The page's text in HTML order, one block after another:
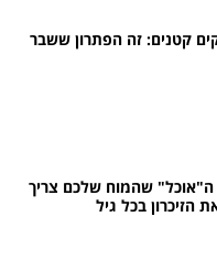
קטנים: זה הפתרון ששבר
שהמוח שלכם צריך
הזיכרון בכל גיל